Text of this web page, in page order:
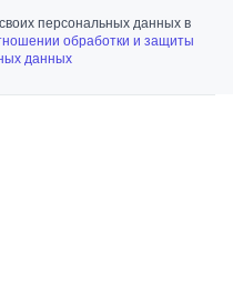
10 000 рублей.
до 10 дней, в особых
платежа
клиентам или крупным и
персональных данных в
обработки и защиты
данных